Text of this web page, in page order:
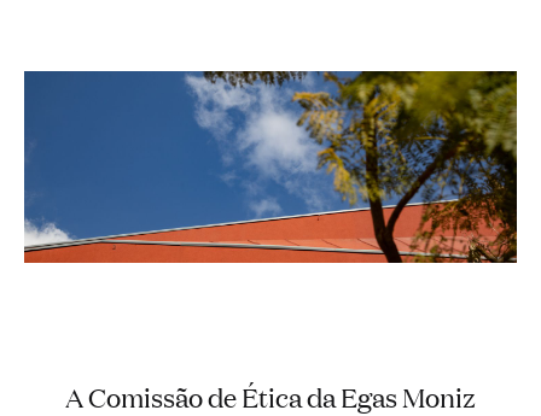
A Comissão de Ética da Egas Moniz